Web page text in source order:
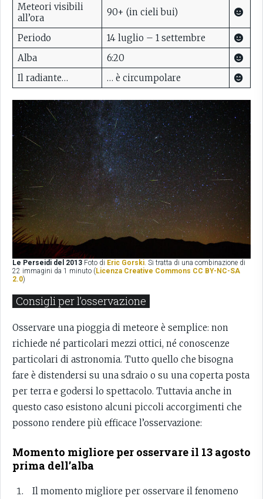
Meteori visibili
all’ora
90+ (in cieli bui)
Periodo
14 luglio – 1 settembre
Alba
6:20
Il radiante…
… è circumpolare
Le Perseidi del 2013 Foto di Eric Gorski. Si tratta di una combinazione di
22 immagini da 1 minuto ( Licenza Creative Commons CC BY-NC-SA
2.0)
Consigli per l’osservazione
Osservare una pioggia di meteore è semplice: non
richiede né particolari mezzi ottici, né conoscenze
particolari di astronomia. Tutto quello che bisogna
fare è distendersi su una sdraio o su una coperta posta
per terra e godersi lo spettacolo. Tuttavia anche in
questo caso esistono alcuni piccoli accorgimenti che
possono rendere più efficace l’osservazione:
Momento migliore per osservare il 13 agosto
prima dell’alba
Il momento migliore per osservare il fenomeno